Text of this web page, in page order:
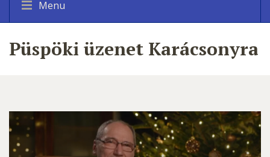
Menu
Püspöki üzenet Karácsonyra